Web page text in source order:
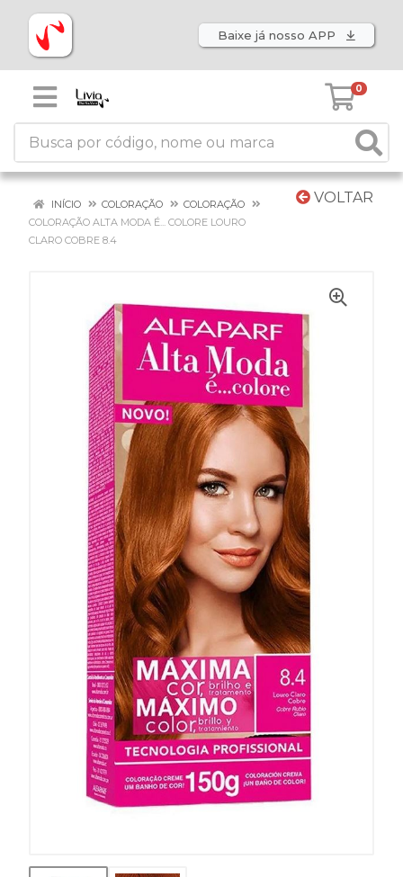
Baixe já nosso APP
0
VOLTAR
INÍCIO COLORAÇÃO
COLORAÇÃO
COLORAÇÃO ALTA MODA É... COLORE LOURO
CLARO COBRE 8.4